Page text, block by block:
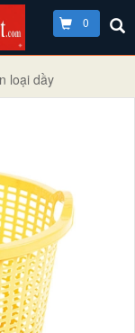
0
loại dầy